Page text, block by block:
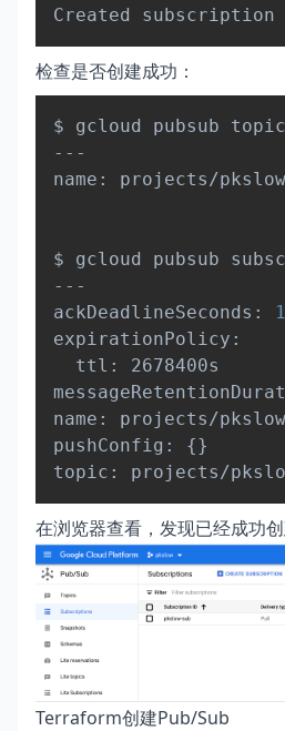
Created subscription
检查是否创建成功：
$ gcloud pubsub
---
name: projects/
$ gcloud pubsub
---
ackDeadlineSeconds:
expirationPolicy:
  ttl: 2678400s
name: projects/
pushConfig: {}
在浏览器查看，发现已经成功创
Terraform创建Pub/Sub